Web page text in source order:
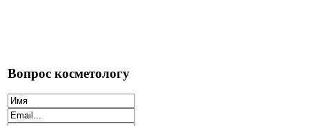
Вопрос косметологу